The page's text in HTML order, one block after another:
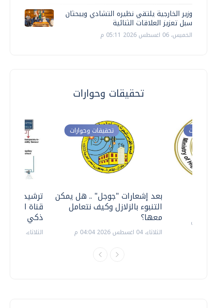
وزير الخارجية يلتقي نظيره التشادي ويبحثان
سبل تعزيز العلاقات الثنائية
الخميس، 06 اغسطس 2026 05:11 م
تحقيقات وحوارات
ترشيدا
قناة
ذكي
الثلاثاء، 14 يوليو 2026 06:11 م
تحقيقات وحوارات
بعد إشعارات "جوجل" .. هل يمكن
التنبوء بالزلازل وكيف نتعامل
معها؟
الثلاثاء، 04 اغسطس 2026 04:04 م
وحوارات